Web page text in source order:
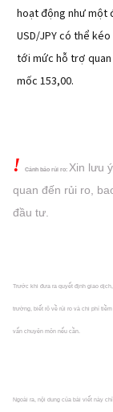
hoạt động như một
USD/JPY có thể
tới mức hỗ trợ
mốc 153,00.
! Cảnh báo rủi ro: Xin lưu
quan đến rủi ro,
đầu tư.
Trước khi đưa ra quyết định giao
trường, biết rõ về rủi ro và chi phí
vấn chuyên môn nếu cần.
Ngoài ra, nội dung của bài viết này